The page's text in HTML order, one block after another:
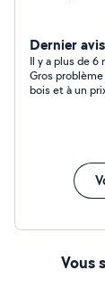
Dernier
Il y a plus de 6
Gros problème avec le bois livré. Pas sec,
bois et à un
Vous